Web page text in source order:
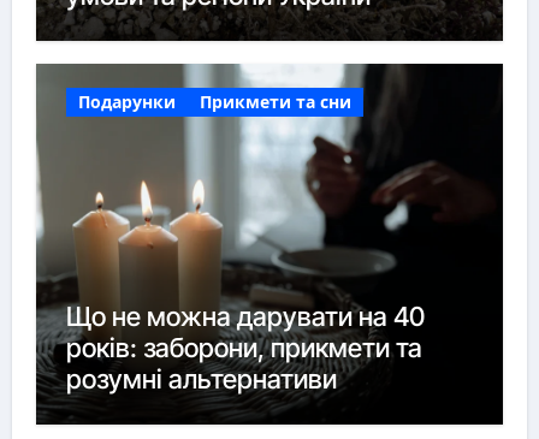
Подарунки Прикмети та сни
Що не можна дарувати на 40
років: заборони, прикмети та
розумні альтернативи